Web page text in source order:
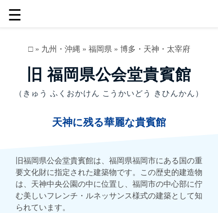
☰
□» 九州・沖縄 » 福岡県» 博多・天神・太宰府
旧 福岡県公会堂貴賓館
（きゅう ふくおかけん こうかいどう きひんかん）
天神に残る華麗な貴賓館
旧福岡県公会堂貴賓館は、福岡県福岡市にある国の重
要文化財に指定された建築物です。この歴史的建造物
は、天神中央公園の中に位置し、福岡市の中心部に佇
む美しいフレンチ・ルネッサンス様式の建築として知
られています。